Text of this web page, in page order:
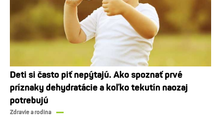
Deti si často piť nepýtajú. Ako spoznať prvé
príznaky dehydratácie a koľko tekutín naozaj
potrebujú
Zdravie a rodina